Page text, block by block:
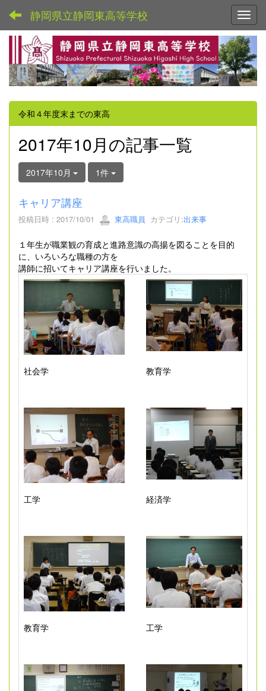
静岡県立静岡東高等学校
令和４年度末までの東高
2017年10月の記事一覧
2017年10月 1件
キャリア講座
投稿日時 : 2017/10/01 東高職員 カテゴリ:出来事
１年生が職業観の育成と進路意識の高揚を図ることを目的
に、いろいろな職種の方を
講師に招いてキャリア講座を行いました。
社会学 教育学
工学 経済学
教育学 工学